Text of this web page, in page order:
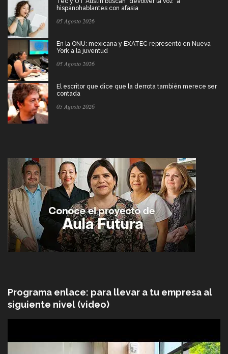
hispanohablantes con afasia
05 Agosto 2026
En la ONU: mexicana y EXATEC representó en Nueva
York a la juventud
05 Agosto 2026
El escritor que dice que la derrota también merece ser
contada
05 Agosto 2026
Programa enlace: para llevar a tu empresa al
siguiente nivel (video)